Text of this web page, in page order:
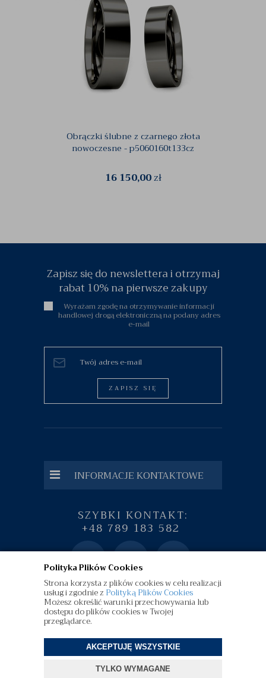
Polityka Plików Cookies
Strona korzysta z plików cookies w celu realizacji
usług i zgodnie z Polityką Plików Cookies
Możesz określić warunki przechowywania lub
dostępu do plików cookies w Twojej
przeglądarce.
AKCEPTUJĘ WSZYSTKIE
TYLKO WYMAGANE
Obrączki ślubne z czarnego złota
nowoczesne - p5060160t133cz
16 150,00zł
Zapisz się do newslettera i otrzymaj
rabat 10% na pierwsze zakupy
Wyrażam zgodę na otrzymywanie informacji
handlowej drogą elektroniczną na podany adres
e-mail
ZAPISZ SIĘ
INFORMACJE KONTAKTOWE
SZYBKI KONTAKT:
+48 789 183 582
diamenty.pl | Wszelkie Prawa Zastrzeżone